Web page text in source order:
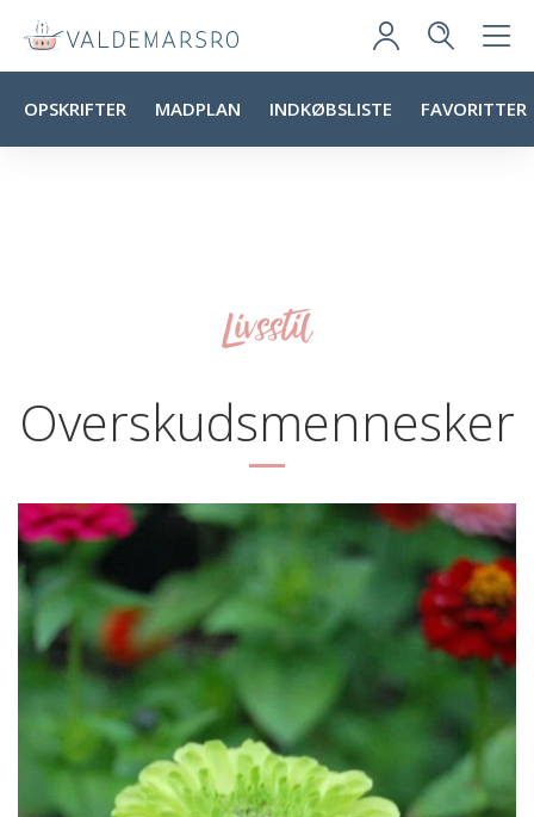
OPSKRIFTER MADPLAN INDKØBSLISTE FAVORITTER
Livsstil
Overskudsmennesker